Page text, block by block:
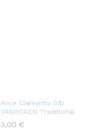
Ance Clarinetto SIb
VANDOREN Traditional
3,00 €